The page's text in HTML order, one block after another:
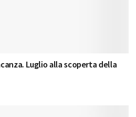
Luglio alla scoperta della